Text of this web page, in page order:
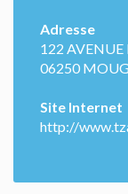
Adresse
122
06250
Site Internet
http://